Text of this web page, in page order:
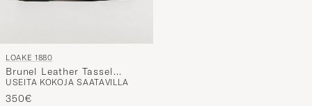
LOAKE 1880
Brunel Leather Tassel
Loafer Black
USEITA KOKOJA SAATAVILLA
350€